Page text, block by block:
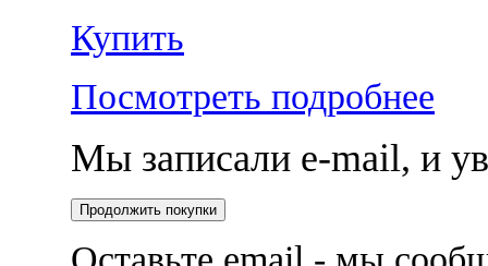
Купить
Посмотреть подробнее
Мы записали e-mail, и
Продолжить покупки